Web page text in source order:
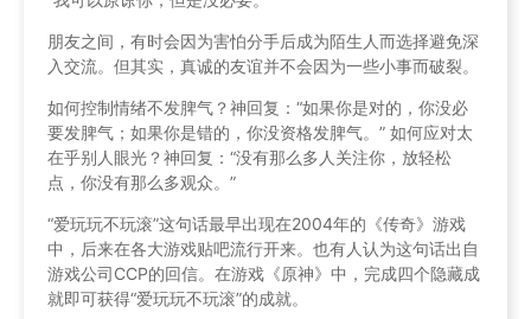
朋友之间，有时会因为害怕分手后成为陌生人而选择避免深
入交流。但其实，真诚的友谊并不会因为一些小事而破裂。
如何控制情绪不发脾气？神回复：“如果你是对的，你没必
要发脾气；如果你是错的，你没资格发脾气。” 如何应对太
在乎别人眼光？神回复：“没有那么多人关注你，放轻松
点，你没有那么多观众。”
“爱玩玩不玩滚”这句话最早出现在2004年的《传奇》游戏
中，后来在各大游戏贴吧流行开来。也有人认为这句话出自
游戏公司CCP的回信。在游戏《原神》中，完成四个隐藏成
就即可获得“爱玩玩不玩滚”的成就。